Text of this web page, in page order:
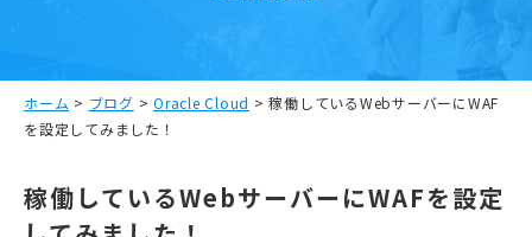
ホーム > ブログ > Oracle Cloud >稼働しているWebサーバーにWAF
を設定してみました！
稼働しているWebサーバーにWAFを設定